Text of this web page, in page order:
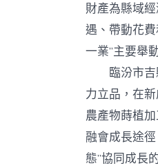
財產為縣域
遇、帶動花
一業”主要舉
臨汾市吉
力立品，在
農產物蒔植
融會成長途
態”協同成長